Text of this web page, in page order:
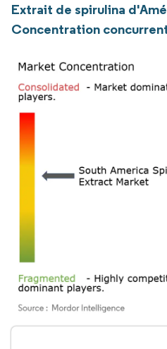
Extrait de spirulina
Concentration